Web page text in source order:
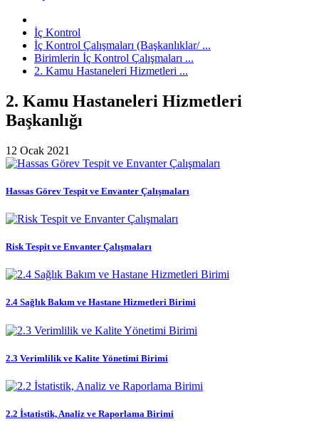
İç Kontrol
İç Kontrol Çalışmaları (Başkanlıklar/ ...
Birimlerin İç Kontrol Çalışmaları ...
2. Kamu Hastaneleri Hizmetleri ...
2. Kamu Hastaneleri Hizmetleri
Başkanlığı
12 Ocak 2021
Hassas Görev Tespit ve Envanter Çalışmaları
Risk Tespit ve Envanter Çalışmaları
2.4 Sağlık Bakım ve Hastane Hizmetleri Birimi
2.3 Verimlilik ve Kalite Yönetimi Birimi
2.2 İstatistik, Analiz ve Raporlama Birimi